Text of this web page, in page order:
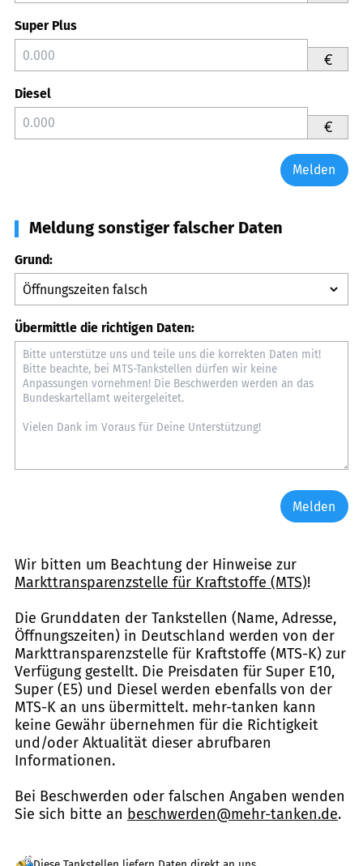
Super Plus
€
Diesel
€
Melden
Meldung sonstiger falscher Daten
Grund:
Übermittle die richtigen Daten:
Melden
Wir bitten um Beachtung der Hinweise zur
Markttransparenzstelle für Kraftstoffe (MTS)!
Die Grunddaten der Tankstellen (Name, Adresse,
Öffnungszeiten) in Deutschland werden von der
Markttransparenzstelle für Kraftstoffe (MTS-K) zur
Verfügung gestellt. Die Preisdaten für Super E10,
Super (E5) und Diesel werden ebenfalls von der
MTS-K an uns übermittelt. mehr-tanken kann
keine Gewähr übernehmen für die Richtigkeit
und/oder Aktualität dieser abrufbaren
Informationen.
Bei Beschwerden oder falschen Angaben wenden
Sie sich bitte an beschwerden@mehr-tanken.de.